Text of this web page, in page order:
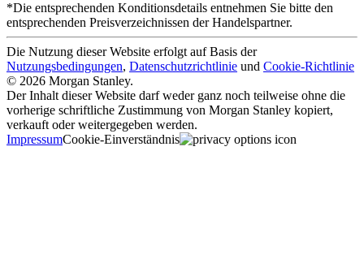
*Die entsprechenden Konditionsdetails entnehmen Sie bitte den
entsprechenden Preisverzeichnissen der Handelspartner.
Die Nutzung dieser Website erfolgt auf Basis der
Nutzungsbedingungen, Datenschutzrichtlinie und Cookie-Richtlinie
© 2026 Morgan Stanley.
Der Inhalt dieser Website darf weder ganz noch teilweise ohne die
vorherige schriftliche Zustimmung von Morgan Stanley kopiert,
verkauft oder weitergegeben werden.
ImpressumCookie-Einverständnis